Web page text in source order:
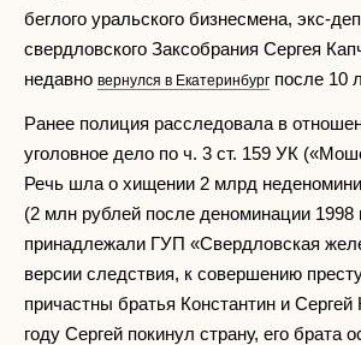
беглого уральского бизнесмена, экс-
свердловского Заксобрания Сергея
недавно вернулся в Екатеринбург после 10
Ранее полиция расследовала в
уголовное дело по ч. 3 ст. 159 УК
Речь шла о хищении 2 млрд
(2 млн рублей после деноминации 1998
принадлежали ГУП «Свердловская
версии следствия, к совершению
причастны братья Константин и Сергей
году Сергей покинул страну, его брата